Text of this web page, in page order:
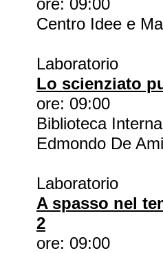
ore: 09:00
Centro Idee e
Laboratorio
Lo scienziato
ore: 09:00
Biblioteca
Edmondo De
Laboratorio
A spasso nel
2
ore: 09:00